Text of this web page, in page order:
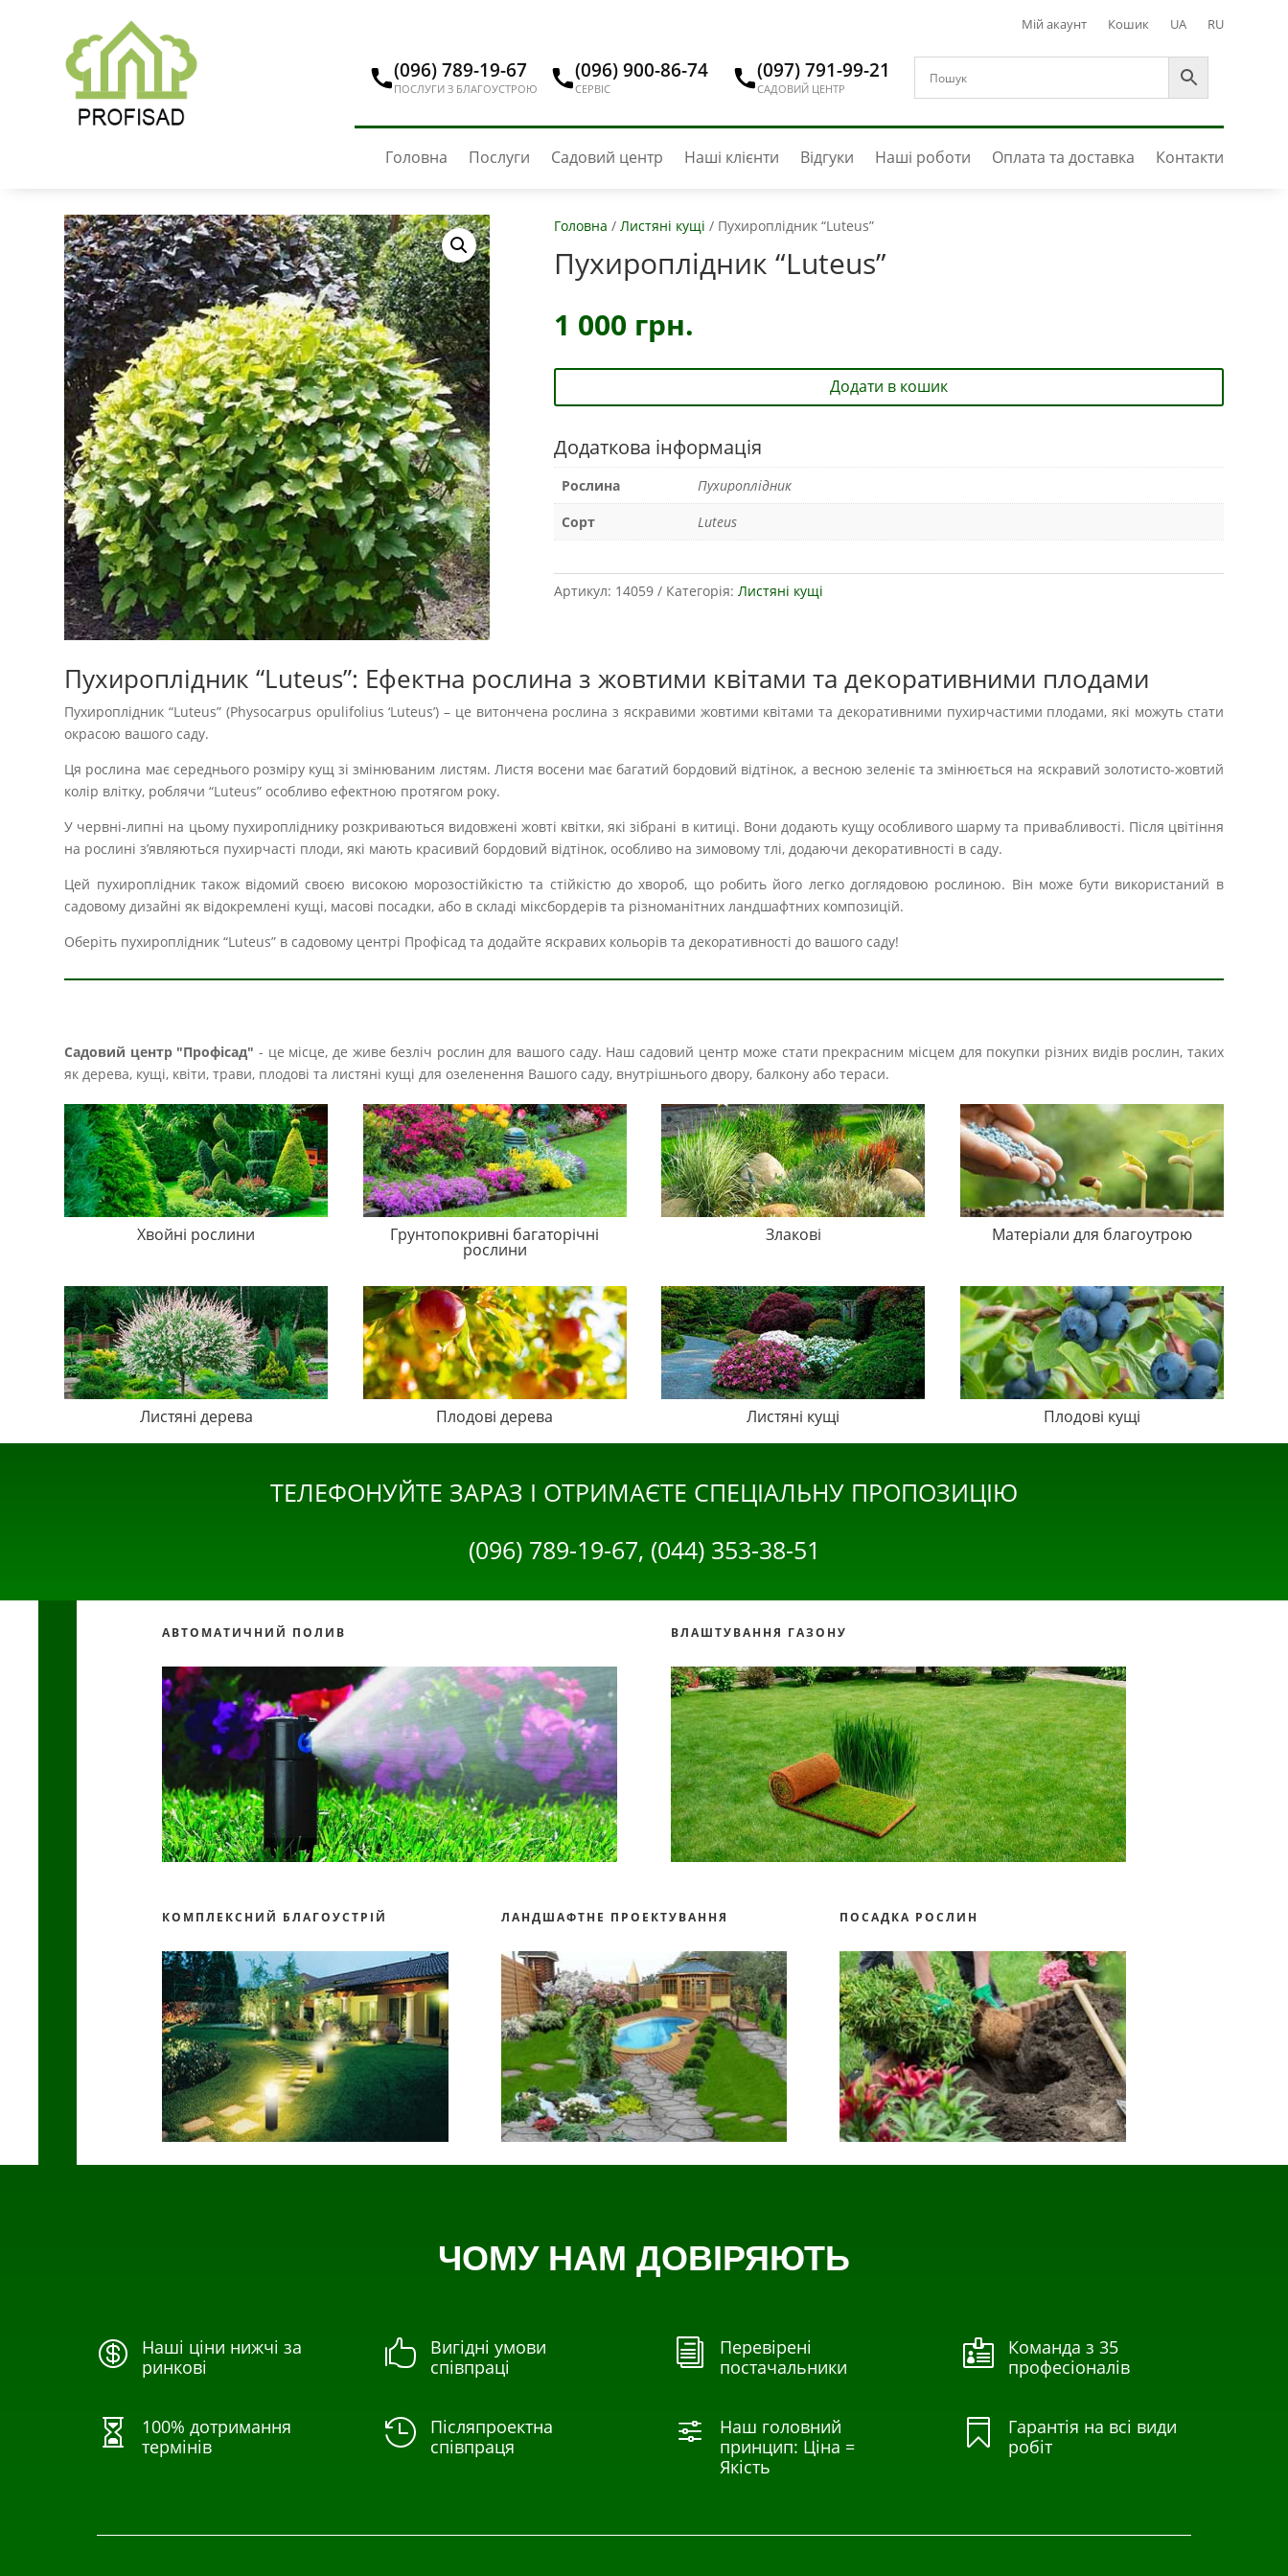
Мій акаунт Кошик UA RU
(096) 789-19-67
ПОСЛУГИ З БЛАГОУСТРОЮ
(096) 900-86-74
СЕРВІС
(097) 791-99-21
САДОВИЙ ЦЕНТР
Головна Послуги Садовий центр Наші клієнти Відгуки Наші роботи Оплата та доставка Контакти
Головна / Листяні кущі / Пухироплідник “Luteus”
Пухироплідник “Luteus”
1 000 грн.
Додати в кошик
Додаткова інформація
Рослина
Пухироплідник
Сорт
Luteus
Артикул: 14059 Категорія: Листяні кущі
Пухироплідник “Luteus”: Ефектна рослина з жовтими квітами та декоративними плодами
Пухироплідник “Luteus” (Physocarpus opulifolius ‘Luteus’) – це витончена рослина з яскравими жовтими квітами та декоративними пухирчастими плодами, які можуть стати
окрасою вашого саду.
Ця рослина має середнього розміру кущ зі змінюваним листям. Листя восени має багатий бордовий відтінок, а весною зеленіє та змінюється на яскравий золотисто-жовтий
колір влітку, роблячи “Luteus” особливо ефектною протягом року.
У червні-липні на цьому пухиропліднику розкриваються видовжені жовті квітки, які зібрані в китиці. Вони додають кущу особливого шарму та привабливості. Після цвітіння
на рослині з’являються пухирчасті плоди, які мають красивий бордовий відтінок, особливо на зимовому тлі, додаючи декоративності в саду.
Цей пухироплідник також відомий своєю високою морозостійкістю та стійкістю до хвороб, що робить його легко доглядовою рослиною. Він може бути використаний в
садовому дизайні як відокремлені кущі, масові посадки, або в складі міксбордерів та різноманітних ландшафтних композицій.
Оберіть пухироплідник “Luteus” в садовому центрі Профісад та додайте яскравих кольорів та декоративності до вашого саду!
Садовий центр "Профісад" - це місце, де живе безліч рослин для вашого саду. Наш садовий центр може стати прекрасним місцем для покупки різних видів рослин, таких
як дерева, кущі, квіти, трави, плодові та листяні кущі для озеленення Вашого саду, внутрішнього двору, балкону або тераси.
Хвойні рослини Грунтопокривні багаторічні
рослини
Злакові Матеріали для благоутрою
Листяні дерева Плодові дерева Листяні кущі Плодові кущі
ТЕЛЕФОНУЙТЕ ЗАРАЗ І ОТРИМАЄТЕ СПЕЦІАЛЬНУ ПРОПОЗИЦІЮ
(096) 789-19-67, (044) 353-38-51
АВТОМАТИЧНИЙ ПОЛИВ ВЛАШТУВАННЯ ГАЗОНУ
КОМПЛЕКСНИЙ БЛАГОУСТРІЙ ЛАНДШАФТНЕ ПРОЕКТУВАННЯ ПОСАДКА РОСЛИН
ЧОМУ НАМ ДОВІРЯЮТЬ

Наші ціни нижчі за
ринкові

100% дотримання
термінів

Вигідні умови
співпраці

Післяпроектна
співпраця
i
Перевірені
постачальники
f
Наш головний
принцип: Ціна =
Якість

Команда з 35
професіоналів

Гарантія на всі види
робіт